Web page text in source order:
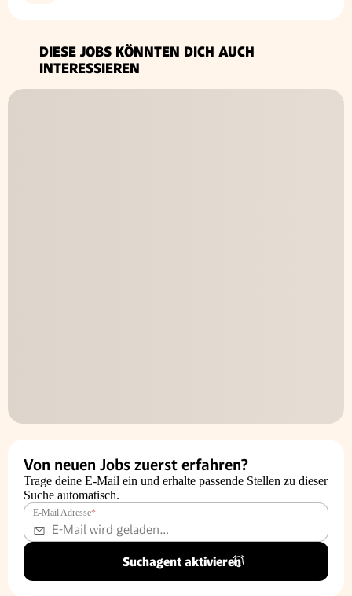
DIESE JOBS KÖNNTEN DICH AUCH
INTERESSIEREN
Von neuen Jobs zuerst erfahren?
Trage deine E-Mail ein und erhalte passende Stellen zu dieser
Suche automatisch.
E-Mail Adresse*
Suchagent aktivieren